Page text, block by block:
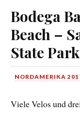
Bodega
Beach –
State Park
NORDAMERIKA
Viele Velos und